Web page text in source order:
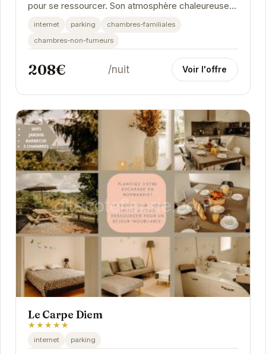
pour se ressourcer. Son atmosphère chaleureuse
et son emplacement privilégié en font une...
internet parking
chambres-familiales
chambres-non-fumeurs
208€ /nuit Voir l'offre
Le Carpe Diem
★★★★★
internet parking